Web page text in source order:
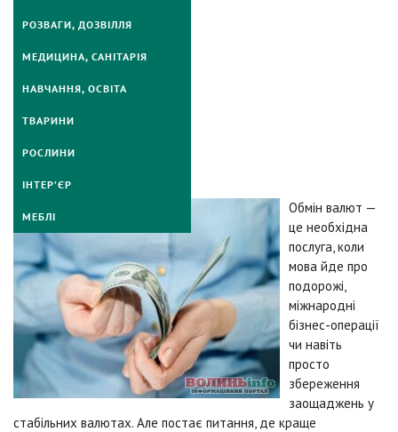
РОЗВАГИ, ДОЗВІЛЛЯ
МЕДИЦИНА, САНІТАРІЯ
НАВЧАННЯ, ОСВІТА
ТВАРИНИ
РОСЛИНИ
ІНТЕР’ЄР
МЕБЛІ
Обмін валют —
це необхідна
послуга, коли
мова йде про
подорожі,
міжнародні
бізнес-операції
чи навіть
просто
збереження
заощаджень у
стабільних валютах. Але постає питання, де краще